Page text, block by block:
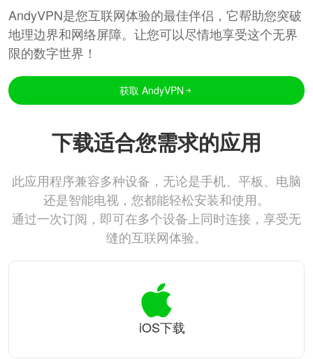
AndyVPN是您互联网体验的最佳伴侣，它帮助您突破
地理边界和网络屏障。让您可以尽情地享受这个无界
限的数字世界！
获取 AndyVPN
下载适合您需求的应用
此应用程序兼容多种设备，无论是手机、平板、电脑
还是智能电视，您都能轻松安装和使用。
通过一次订阅，即可在多个设备上同时连接，享受无
缝的互联网体验。
iOS下载